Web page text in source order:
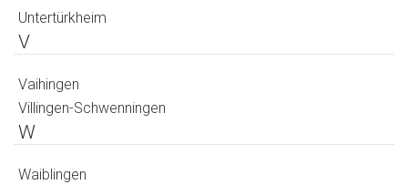
Untertürkheim
V
Vaihingen
Villingen-Schwenningen
W
Waiblingen